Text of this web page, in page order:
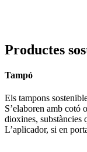
Productes
Tampó
Els tampons
S’elaboren amb cotó
dioxines, substàncies
L’aplicador, si en